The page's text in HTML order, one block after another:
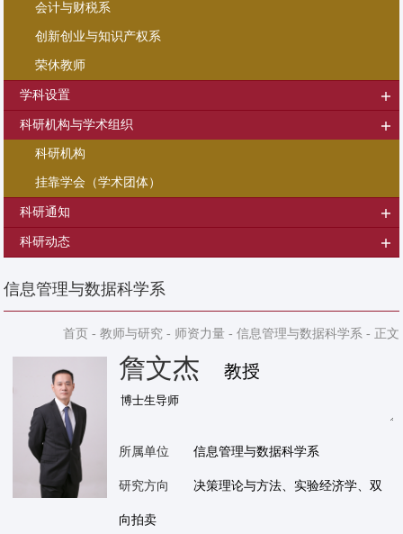
会计与财税系
创新创业与知识产权系
荣休教师
学科设置
科研机构与学术组织
科研机构
挂靠学会（学术团体）
科研通知
科研动态
信息管理与数据科学系
首页 - 教师与研究- 师资力量- 信息管理与数据科学系- 正文
詹文杰 教授
所属单位 信息管理与数据科学系
研究方向 决策理论与方法、实验经济学、双
向拍卖